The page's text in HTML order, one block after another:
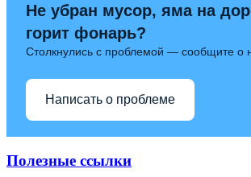
Не убран мусор, яма на
горит фонарь?
Столкнулись с проблемой — сообщите о
Написать о проблеме
Полезные ссылки